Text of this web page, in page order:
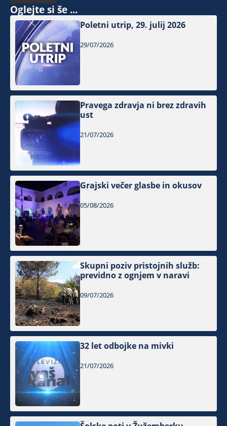
Oglejte si še ...
Poletni utrip, 29. julij 2026
29/07/2026
Pravega zdravja ni brez zdravih
ust
21/07/2026
Grajski večer glasbe in okusov
05/08/2026
Skupni poziv pristojnih služb:
previdno z ognjem v naravi
09/07/2026
32 let odbojke na mivki
21/07/2026